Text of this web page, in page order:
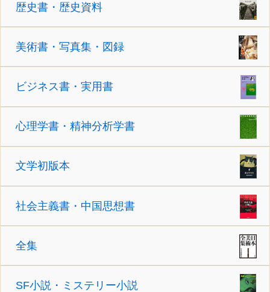
歴史書・歴史資料
美術書・写真集・図録
ビジネス書・実用書
心理学書・精神分析学書
文学初版本
社会主義書・中国思想書
全集
SF小説・ミステリー小説